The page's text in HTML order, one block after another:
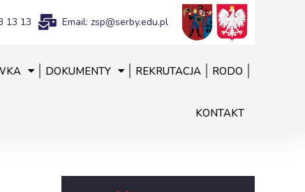
13 13 Email: zsp@serby.edu.pl
DOKUMENTY REKRUTACJA RODO
KONTAKT